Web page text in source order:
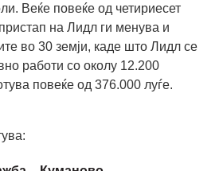
Веќе повеќе од четириесет
на Лидл ги менувa и
во 30 земји, каде што Лидл се
работи со околу 12.200
повеќе од 376.000 луѓе.